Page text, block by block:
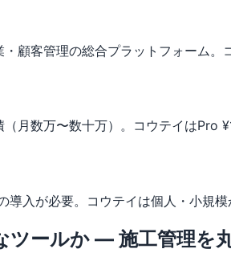
顧客管理の総合プラットフォーム。
月数万〜数十万）。コウテイはPro
導入が必要。コウテイは個人・小規模
ツールか — 施工管理を